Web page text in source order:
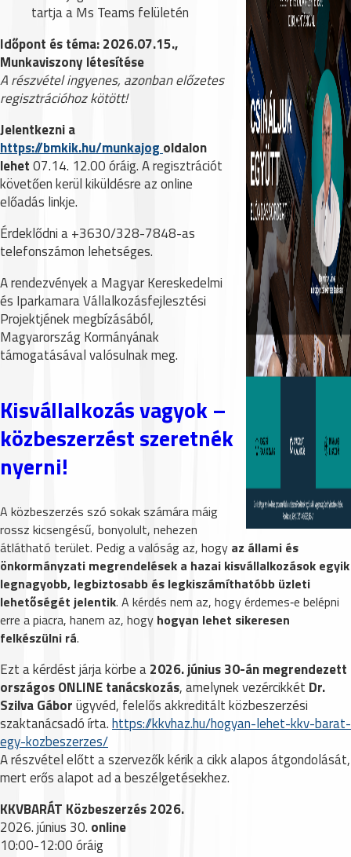
tartja a Ms Teams felületén
Időpont és téma: 2026.07.15.,
Munkaviszony létesítése
A részvétel ingyenes, azonban előzetes
regisztrációhoz kötött!
Jelentkezni a
https://bmkik.hu/munkajogoldalon
lehet07.14. 12.00 óráig. A regisztrációt
követően kerül kiküldésre az online
előadás linkje.
Érdeklődni a +3630/328-7848-as
telefonszámon lehetséges.
A rendezvények a Magyar Kereskedelmi
és Iparkamara Vállalkozásfejlesztési
Projektjének megbízásából,
Magyarország Kormányának
támogatásával valósulnak meg.
Kisvállalkozás vagyok –
közbeszerzést szeretnék
nyerni!
A közbeszerzés szó sokak számára máig
rossz kicsengésű, bonyolult, nehezen
átlátható terület. Pedig a valóság az, hogy az állami és
önkormányzati megrendelések a hazai kisvállalkozások egyik
legnagyobb, legbiztosabb és legkiszámíthatóbb üzleti
lehetőségét jelentik. A kérdés nem az, hogy érdemes‑e belépni
erre a piacra, hanem az, hogy hogyan lehet sikeresen
felkészülni rá.
Ezt a kérdést járja körbe a2026. június 30-án megrendezett
országos ONLINE tanácskozás, amelynek vezércikkét Dr.
Szilva Gáborügyvéd, felelős akkreditált közbeszerzési
szaktanácsadó írta.https://kkvhaz.hu/hogyan-lehet-kkv-barat-
egy-kozbeszerzes/
A részvétel előtt a szervezők kérik a cikk alapos átgondolását,
mert erős alapot ad a beszélgetésekhez.
KKVBARÁT Közbeszerzés 2026.
2026. június 30. online
10:00-12:00 óráig